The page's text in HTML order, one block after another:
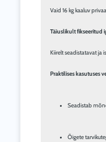
Vaid 16 kg kaaluv
Täiuslikult fikseeritud
Kiirelt seadistatavat ja
Praktilises kasutuses
Seadistab
Õigete